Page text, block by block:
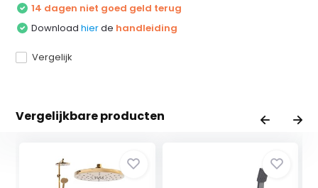
14 dagen niet goed geld terug
Downloadhierde handleiding
Vergelijk
Vergelijkbare producten